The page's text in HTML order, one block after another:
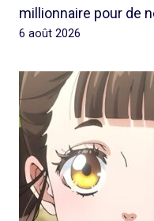
millionnaire pour de
6 août 2026